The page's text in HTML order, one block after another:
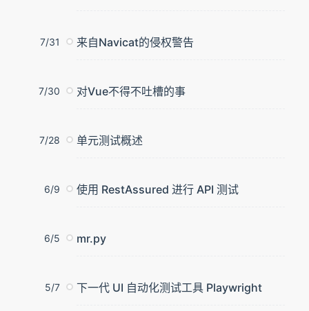
7/31 来自Navicat的侵权警告
7/30 对Vue不得不吐槽的事
7/28 单元测试概述
6/9 使用 RestAssured 进行 API 测试
6/5 mr.py
5/7 下一代 UI 自动化测试工具 Playwright